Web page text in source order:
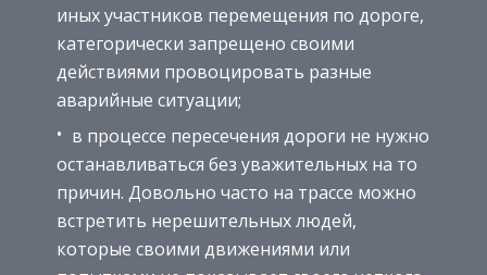
иных участников перемещения по дороге,
категорически запрещено своими
действиями провоцировать разные
аварийные ситуации;
в процессе пересечения дороги не нужно
останавливаться без уважительных на то
причин. Довольно часто на трассе можно
встретить нерешительных людей,
которые своими движениями или